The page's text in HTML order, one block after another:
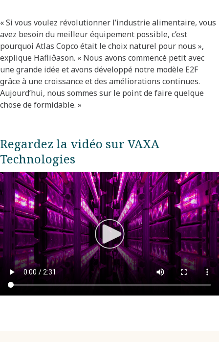
« Si vous voulez révolutionner l’industrie alimentaire, vous
avez besoin du meilleur équipement possible, c’est
pourquoi Atlas Copco était le choix naturel pour nous »,
explique Hafliðason. « Nous avons commencé petit avec
une grande idée et avons développé notre modèle E2F
grâce à une croissance et des améliorations continues.
Aujourd’hui, nous sommes sur le point de faire quelque
chose de formidable. »
Regardez la vidéo sur VAXA
Technologies